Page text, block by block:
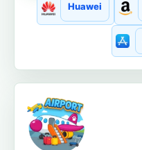
Huawei